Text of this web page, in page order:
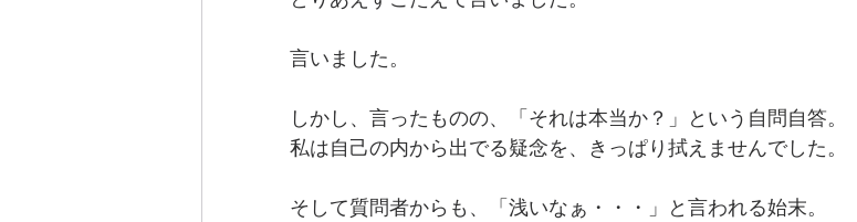
言いました。
しかし、言ったものの、「それは本当か？」という自問自答。
私は自己の内から出でる疑念を、きっぱり拭えませんでした。
そして質問者からも、「浅いなぁ・・・」と言われる始末。